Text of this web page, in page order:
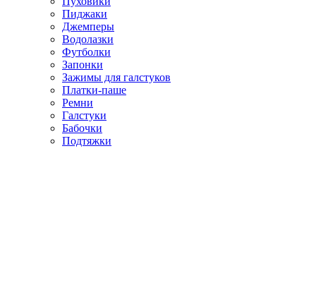
Пиджаки
Джемперы
Водолазки
Футболки
Запонки
Зажимы для галстуков
Платки-паше
Ремни
Галстуки
Бабочки
Подтяжки